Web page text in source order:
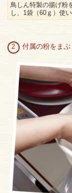
鳥しん特製の揚げ粉
し、1袋（60ｇ）使い
2 付属の粉をまぶ